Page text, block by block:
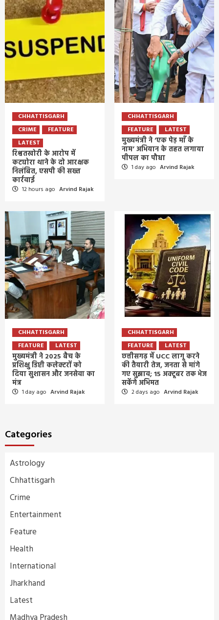
CHHATTISGARH
CRIME
FEATURE
LATEST
रिश्वतखोरी के आरोप में
कटघोरा थाने के दो आरक्षक
निलंबित, एसपी की सख्त
कार्रवाई
12 hours ago Arvind Rajak
CHHATTISGARH
FEATURE
LATEST
मुख्यमंत्री ने ‘एक पेड़ माँ के
नाम’ अभियान के तहत लगाया
पीपल का पौधा
1 day ago Arvind Rajak
CHHATTISGARH
FEATURE
LATEST
मुख्यमंत्री ने 2025 बैच के
प्रशिक्षु डिप्टी कलेक्टरों को
दिया सुशासन और जनसेवा का
मंत्र
1 day ago Arvind Rajak
CHHATTISGARH
FEATURE
LATEST
छत्तीसगढ़ में UCC लागू करने
की तैयारी तेज, जनता से मांगे
गए सुझाव; 15 अक्टूबर तक भेज
सकेंगे अभिमत
2 days ago Arvind Rajak
Categories
Astrology
Chhattisgarh
Crime
Entertainment
Feature
Health
International
Jharkhand
Latest